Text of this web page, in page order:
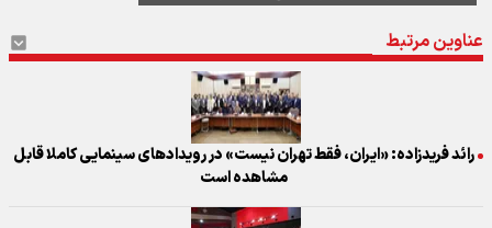
عناوین مرتبط
رائد فریدزاده: «ایران، فقط تهران نیست» در رویدادهای سینمایی کاملا قابل
مشاهده است